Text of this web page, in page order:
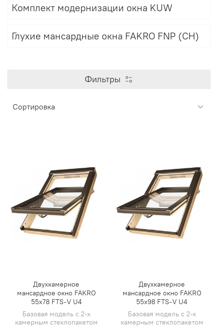
Комплект модернизации окна KUW
Глухие мансардные окна FAKRO FNP (CH)
Фильтры
Двухкамерное
мансардное окно FAKRO
55х78 FTS-V U4
Базовая модель с 2-х
камерным стеклопакетом
Двухкамерное
мансардное окно FAKRO
55х98 FTS-V U4
Базовая модель с 2-х
камерным стеклопакетом